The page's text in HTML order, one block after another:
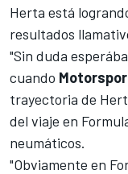
Herta está
resultados
"Sin duda
cuando
trayectoria de
del viaje en
neumáticos.
"Obviamente en